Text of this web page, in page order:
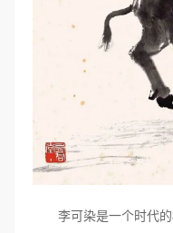
李可染是一个时代的